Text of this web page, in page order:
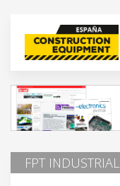
FPT INDUSTRIAL